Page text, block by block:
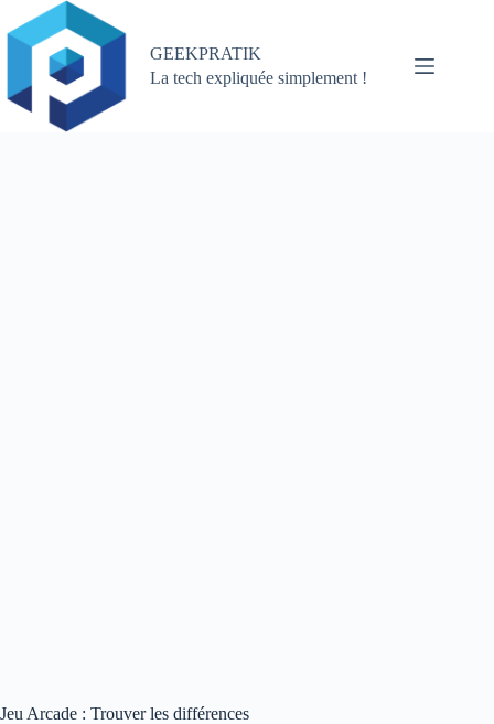
au
contenu
GEEKPRATIK
La tech expliquée simplement !
Jeu Arcade : Trouver les différences